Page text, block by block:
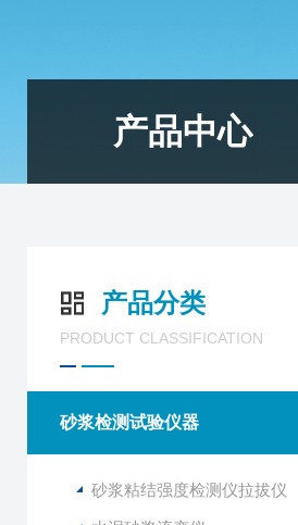
产品中心
产品分类
PRODUCT CLASSIFICATION
砂浆检测试验仪器
砂浆粘结强度检测仪拉拔仪